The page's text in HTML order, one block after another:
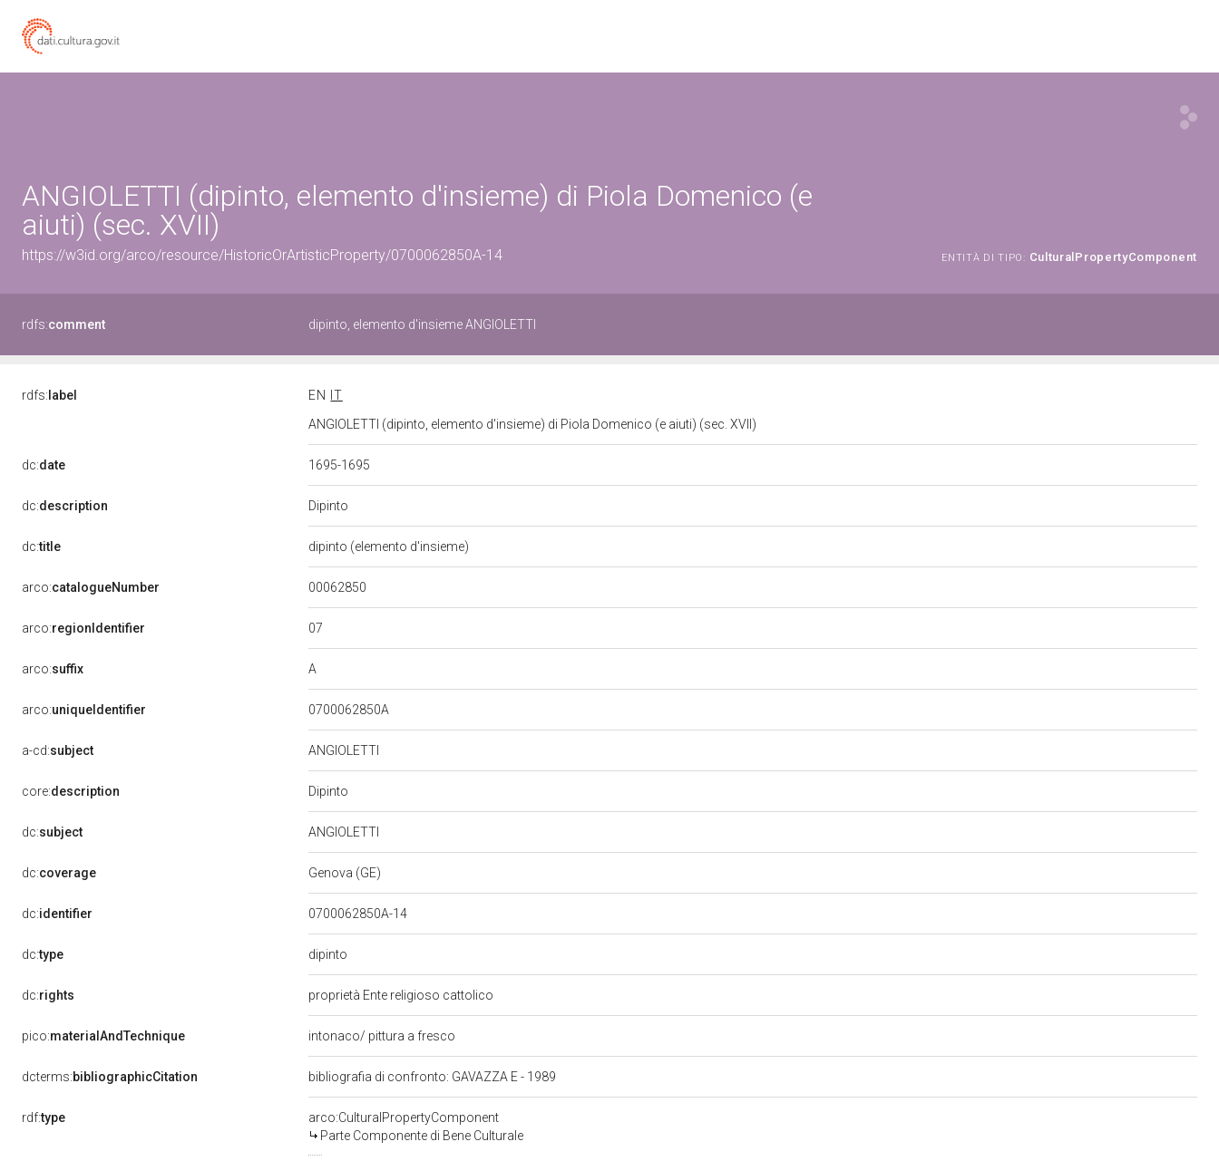
ANGIOLETTI (dipinto, elemento d'insieme) di Piola Domenico (e
aiuti) (sec. XVII)
https://w3id.org/arco/resource/HistoricOrArtisticProperty/0700062850A-14 ENTITÀ DI TIPO: CulturalPropertyComponent
rdfs:comment dipinto, elemento d'insieme ANGIOLETTI
rdfs: label EN
IT
ANGIOLETTI (dipinto, elemento d'insieme) di Piola Domenico (e aiuti) (sec. XVII)
dc:date 1695-1695
dc:description Dipinto
dc:title dipinto (elemento d'insieme)
arco:catalogueNumber 00062850
arco:regionIdentifier 07
arco:suffix A
arco:uniqueIdentifier 0700062850A
a-cd:subject ANGIOLETTI
core:description Dipinto
dc:subject ANGIOLETTI
dc:coverage Genova (GE)
dc:identifier 0700062850A-14
dc:type dipinto
dc:rights proprietà Ente religioso cattolico
pico:materialAndTechnique intonaco/ pittura a fresco
dcterms:bibliographicCitation bibliografia di confronto: GAVAZZA E - 1989
rdf:type
arco:CulturalPropertyComponent
Parte Componente di Bene Culturale